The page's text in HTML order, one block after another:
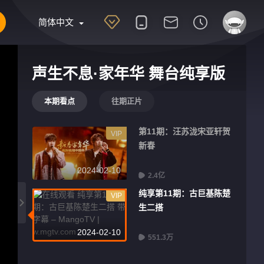
简体中文
声生不息·家年华 舞台纯享版
本期看点 往期正片
2024-02-10
VIP
第11期：汪苏泷宋亚轩贺
新春
2.4亿
2024-02-10
VIP
纯享第11期：古巨基陈楚
生二搭
551.3万